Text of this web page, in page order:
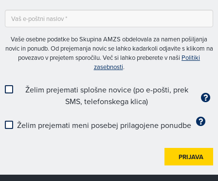
Vaše osebne podatke bo Skupina AMZS obdelovala za namen pošiljanja
novic in ponudb. Od prejemanja novic se lahko kadarkoli odjavite s klikom na
povezavo v prejetem sporočilu. Več si lahko preberete v naši Politiki
zasebnosti.
Želim prejemati splošne novice (po e-pošti, prek
SMS, telefonskega klica)
Želim prejemati meni posebej prilagojene ponudbe
PRIJAVA